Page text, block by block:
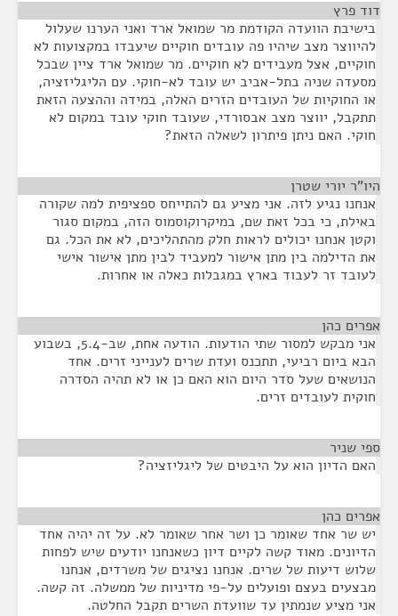
דוד פרץ
בישיבת הוועדה הקודמת מר שמואל ארד ואני הערנו שעלול
להיווצר מצב שיהיו פה עובדים חוקיים שיעבדו במקצועות לא
חוקיים, אצל מעבידים לא חוקיים. מר שמואל ארד ציין שבכל
מסעדה שניה בתל-אביב יש עובד לא-חוקי. עם הליגליזציה,
או החוקיות של העובדים הזרים האלה, במידה וההצעה הזאת
תתקבל, יווצר מצב אבסורדי, שעובד חוקי עובד במקום לא
חוקי. האם ניתן פיתרון לשאלה הזאת?
היו"ר יורי שטרן
אנחנו נגיע לזה. אני מציע גם להתייחס ספציפית למה שקורה
באילת, כי בכל זאת שם, במיקרוקוסמוס הזה, במקום סגור
וקטן אנחנו יכולים לראות חלק מהתהליכים, לא את הכל. גם
את הדילמה בין מתן אישור למעביד לבין מתן אישור אישי
לעובד זר לעבוד בארץ במגבלות כאלה או אחרות.
אפרים כהן
אני מבקש למסור שתי הודעות. הודעה אחת, שב-5.4, בשבוע
הבא ביום רביעי, תתכנס ועדת שרים לענייני זרים. אחד
הנושאים שעל סדר היום הוא האם כן או לא תהיה הסדרה
חוקית לעובדים זרים.
ספי שניר
האם הדיון הוא על היבטים של ליגליזציה?
אפרים כהן
יש שר אחד שאומר כן ושר אחר שאומר לא. על זה יהיה אחד
הדיונים. מאוד קשה לקיים דיון כשאנחנו יודעים שיש לפחות
שלוש דיעות של שרים. אנחנו נציגים של משרדים, אנחנו
מבצעים בעצם ופועלים על-פי מדיניות של ממשלה. זה קשה.
אני מציע שנמתין עד שוועדת השרים תקבל החלטה.